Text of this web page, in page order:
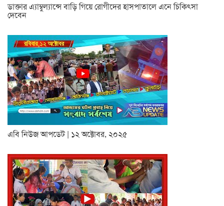
ডাক্তার এ্যাম্বুল্যান্সে বাড়ি গিয়ে রোগীদের হাসপাতালে এনে চিকিৎসা
দেবেন
এবি নিউজ আপডেট | ১২ অক্টোবর, ২০২৫